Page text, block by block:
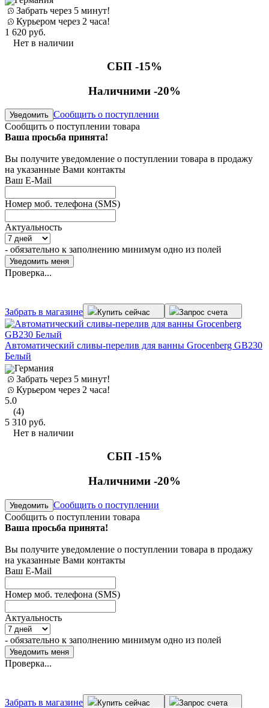
Забрать через 5 минут!
Курьером через 2 часа!
1 620 руб.
Нет в наличии
СБП -15%
Наличними -20%
Уведомить Сообщить о поступлении
Сообщить о поступлении товара
Ваша просьба принята!
Вы получите уведомление о поступлении товара в продажу
на указанные Вами контакты
Ваш E-Mail
Номер моб. телефона (SMS)
Актуальность
- обязательно к заполнению минимум одно из полей
Проверка...
Забрать в магазине Купить сейчас Запрос счета
Автоматический сливы-перелив для ванны Grocenberg GB230
Белый
Германия
Забрать через 5 минут!
Курьером через 2 часа!
5.0
(4)
5 310 руб.
Нет в наличии
СБП -15%
Наличними -20%
Уведомить Сообщить о поступлении
Сообщить о поступлении товара
Ваша просьба принята!
Вы получите уведомление о поступлении товара в продажу
на указанные Вами контакты
Ваш E-Mail
Номер моб. телефона (SMS)
Актуальность
- обязательно к заполнению минимум одно из полей
Проверка...
Забрать в магазине Купить сейчас Запрос счета